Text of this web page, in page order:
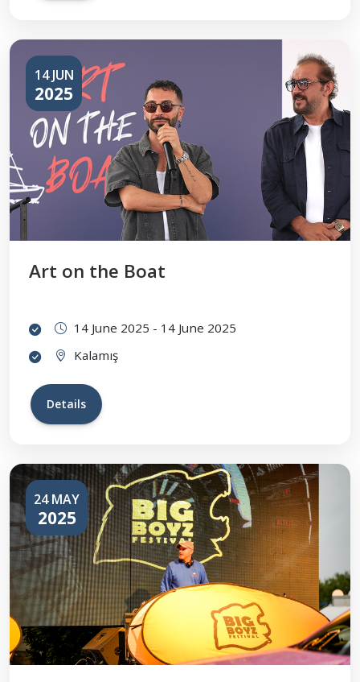
14 JUN
2025
Art on the Boat
14 June 2025 - 14 June 2025
Kalamış
Details
24 MAY
2025